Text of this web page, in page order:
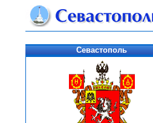
Севастополь